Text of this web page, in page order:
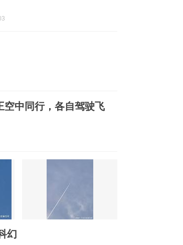
空中同行，各自驾驶飞
幻